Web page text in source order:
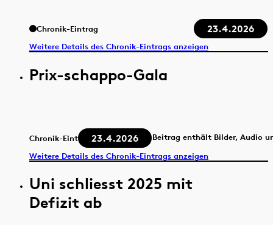
Chronik-Eintrag 23.4.2026
Weitere Details des Chronik-Eintrags anzeigen
Prix-schappo-Gala
Chronik-Eintrag 23.4.2026
Beitrag enthält Bilder, Audio
Weitere Details des Chronik-Eintrags anzeigen
Uni schliesst 2025 mit
Defizit ab